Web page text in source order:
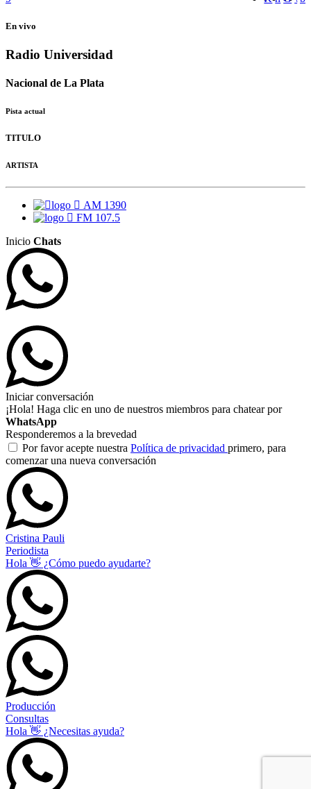
En vivo
Radio Universidad
Nacional de La Plata
Pista actual
TITULO
ARTISTA
AM 1390
FM 107.5
Inicio Chats
Iniciar conversación
¡Hola! Haga clic en uno de nuestros miembros para chatear por
WhatsApp
Responderemos a la brevedad
Por favor acepte nuestra Política de privacidad primero, para
comenzar una nueva conversación
Cristina Pauli
Periodista
Hola 👋 ¿Cómo puedo ayudarte?
Producción
Consultas
Hola 👋 ¿Necesitas ayuda?